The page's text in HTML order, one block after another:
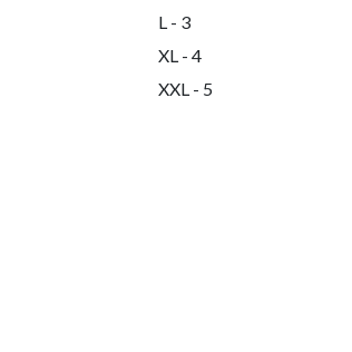
L - 3
XL - 4
XXL - 5